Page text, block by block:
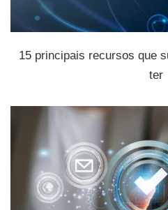
15 principais recursos que
ter